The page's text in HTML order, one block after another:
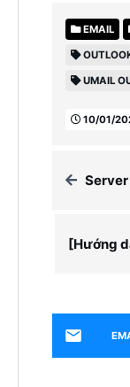
EMAIL
UMAIL
10/01/
Server